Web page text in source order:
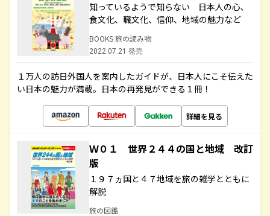
知っているようで知らない 日本人の心、
食文化、職文化、信仰、地域の魅力など
BOOKS 旅の読み物
2022.07.21 発売
１万人の訪日外国人を案内したガイドが、日本人にこそ伝えた
い日本の魅力が満載。日本の再発見ができる１冊！
詳細を見る
Ｗ０１ 世界２４４の国と地域 改訂
版
１９７ヵ国と４７地域を旅の雑学とともに
解説
旅の図鑑